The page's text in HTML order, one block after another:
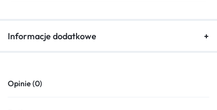
Informacje dodatkowe
Opinie (0)